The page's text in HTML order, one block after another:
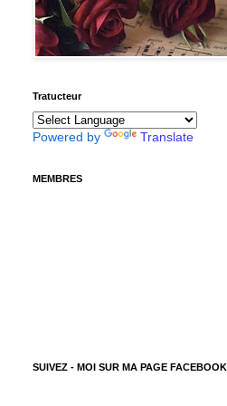
Tratucteur
Powered by Translate
MEMBRES
SUIVEZ - MOI SUR MA PAGE FACEBOOK